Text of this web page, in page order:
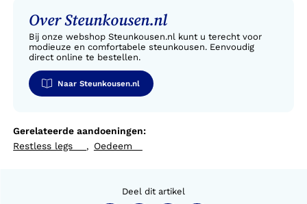
Over Steunkousen.nl
Bij onze webshop Steunkousen.nl kunt u terecht voor
modieuze en comfortabele steunkousen. Eenvoudig
direct online te bestellen.
Naar Steunkousen.nl
Gerelateerde aandoeningen:
Restless legs , Oedeem
Deel dit artikel